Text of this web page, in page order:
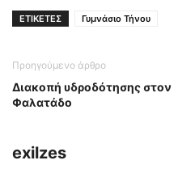
ΕΤΙΚΕΤΕΣ Γυμνάσιο Τήνου
Προηγούμενο άρθρο
Διακοπή υδροδότησης στον
Φαλατάδο
exilzes